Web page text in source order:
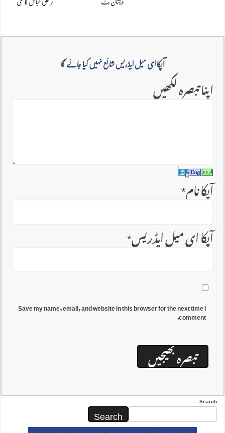
ذیشان بٹ / علی عباس کاظمی
آپکا ای میل ایڈریس شائع نہیں کیا جائے گا
اپنا تبصرہ لکھیں
آپکا نام*
آپکا ای میل ایڈریس*
Save my name, email, and website in this browser for the next time I
comment.
Search
Search